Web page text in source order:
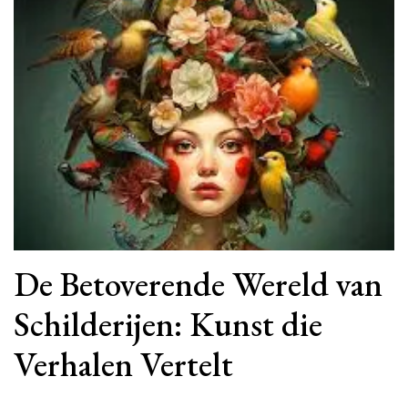
De Betoverende Wereld van
Schilderijen: Kunst die
Verhalen Vertelt